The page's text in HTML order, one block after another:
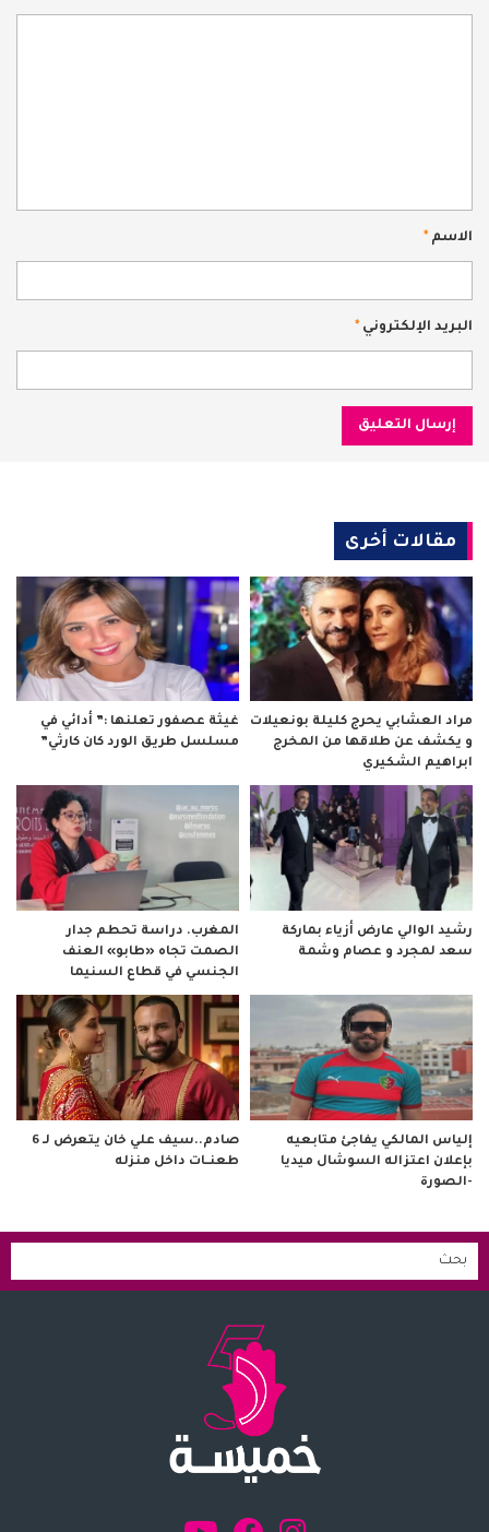
الاسم*
البريد الإلكتروني*
مقالات أخرى
مراد العشابي يحرج كليلة بونعيلات
و يكشف عن طلاقها من المخرج
ابراهيم الشكيري
غيثة عصفور تعلنها :” أدائي في
مسلسل طريق الورد كان كارثي”
رشيد الوالي عارض أزياء بماركة
سعد لمجرد و عصام وشمة
المغرب. دراسة تحطم جدار
الصمت تجاه «طابو» العنف
الجنسي في قطاع السنيما
إلياس المالكي يفاجئ متابعيه
بإعلان اعتزاله السوشال ميديا
-الصورة
صادم..سيف علي خان يتعرض لـ 6
طعنــات داخل منزله